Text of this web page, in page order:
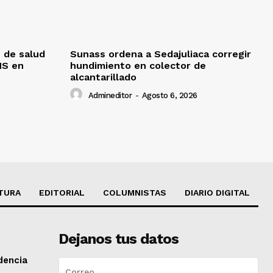
de salud
en
Sunass ordena a Sedajuliaca corregir
hundimiento en colector de
alcantarillado
Admineditor - Agosto 6, 2026
EDITORIAL COLUMNISTAS DIARIO DIGITAL
Dejanos tus datos